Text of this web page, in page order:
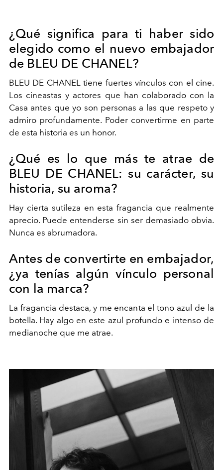
¿Qué significa para ti haber sido
elegido como el nuevo embajador
de BLEU DE CHANEL?
BLEU DE CHANEL tiene fuertes vínculos con el cine.
Los cineastas y actores que han colaborado con la
Casa antes que yo son personas a las que respeto y
admiro profundamente. Poder convertirme en parte
de esta historia es un honor.
¿Qué es lo que más te atrae de
BLEU DE CHANEL: su carácter, su
historia, su aroma?
Hay cierta sutileza en esta fragancia que realmente
aprecio. Puede entenderse sin ser demasiado obvia.
Nunca es abrumadora.
Antes de convertirte en embajador,
¿ya tenías algún vínculo personal
con la marca?
La fragancia destaca, y me encanta el tono azul de la
botella. Hay algo en este azul profundo e intenso de
medianoche que me atrae.